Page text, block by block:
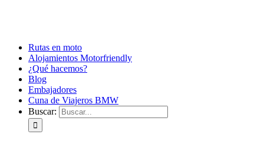
Rutas en moto
Alojamientos Motorfriendly
¿Qué hacemos?
Blog
Embajadores
Cuna de Viajeros BMW
Buscar: